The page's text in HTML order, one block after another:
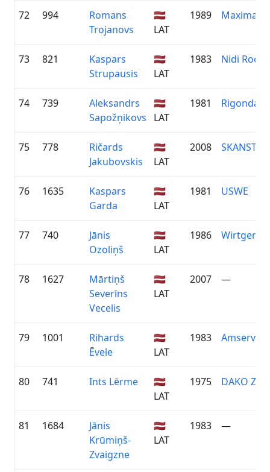
72 994
Romans
Trojanovs
🇱🇻
LAT
1989 Maxima
73 821
Kaspars
Strupausis
🇱🇻
LAT
1983 Nidi Roofs
74 739
Aleksandrs
Sapožņikovs
🇱🇻
LAT
1981 Rigonda
75 778
Ričards
Jakubovskis
🇱🇻
LAT
2008 SKANSTE/
76 1635
Kaspars
Garda
🇱🇻
LAT
1981 USWE
77 740
Jānis
Ozoliņš
🇱🇻
LAT
1986 Wirtgen
78 1627
Mārtiņš
Severīns
Vecelis
🇱🇻
LAT
2007 —
79 1001
Rihards
Ēvele
🇱🇻
LAT
1983 Amserv
80 741 Ints Lērme
🇱🇻
LAT
1975 DAKO
81 1684
Jānis
Krūmiņš-
Zvaigzne
🇱🇻
LAT
1983 —